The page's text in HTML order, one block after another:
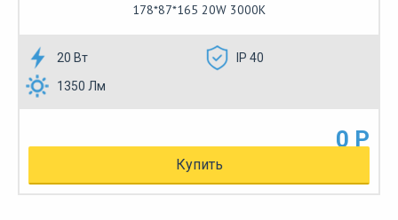
178*87*165 20W 3000K
20 Вт
IP 40
1350 Лм
0 Р
Купить